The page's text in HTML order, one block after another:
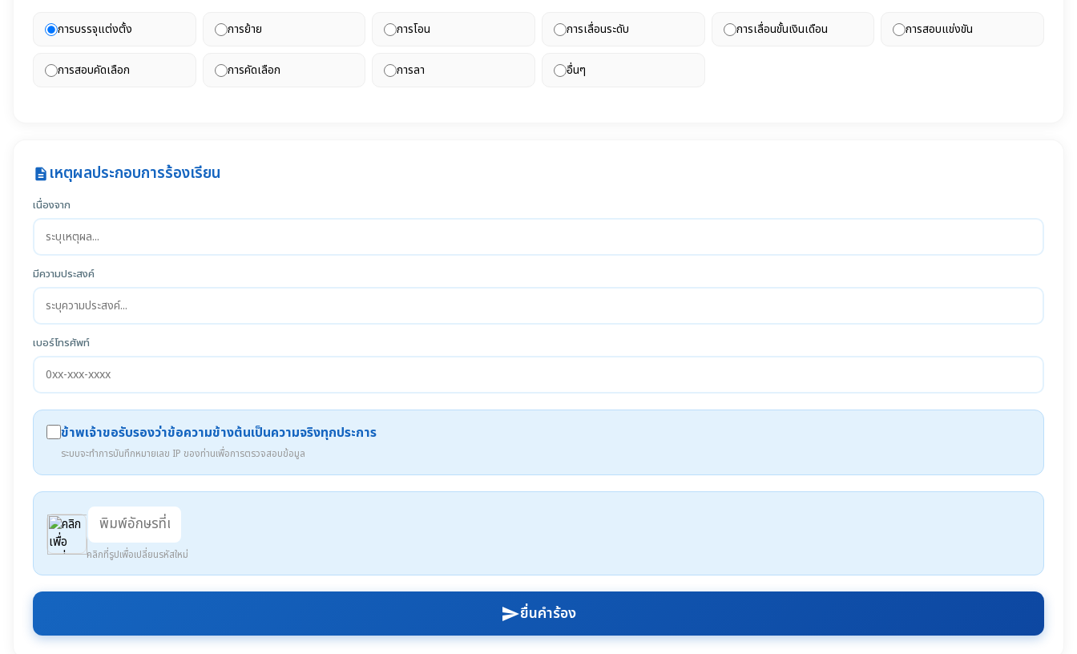
การบรรจุแต่งตั้ง การย้าย การโอน การเลื่อนระดับ การเลื่อนขั้นเงินเดือน การสอบแข่งขัน
การสอบคัดเลือก การคัดเลือก การลา อื่นๆ
description เหตุผลประกอบการร้องเรียน
เนื่องจาก
มีความประสงค์
เบอร์โทรศัพท์
ข้าพเจ้าขอรับรองว่าข้อความข้างต้นเป็นความจริงทุกประการ
ระบบจะทำการบันทึกหมายเลข IP ของท่านเพื่อการตรวจสอบข้อมูล
คลิกที่รูปเพื่อเปลี่ยนรหัสใหม่
sendยื่นคำร้อง